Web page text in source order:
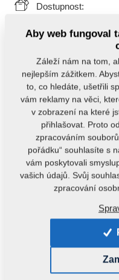
stažení
Dostupnost:
Hmotnost:
Aby web fungoval
Záleží nám na tom,
nejlepším zážitkem.
to, co hledáte, ušetřili
vám reklamy na věci,
v zobrazení na které
přihlašovat. Proto
zpracováním
pořádku“ souhlasíte s
vám poskytovali
vašich údajů. Svůj
zpracování